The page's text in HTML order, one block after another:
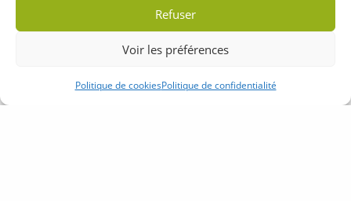
Refuser
Voir les préférences
Politique de cookiesPolitique de confidentialité